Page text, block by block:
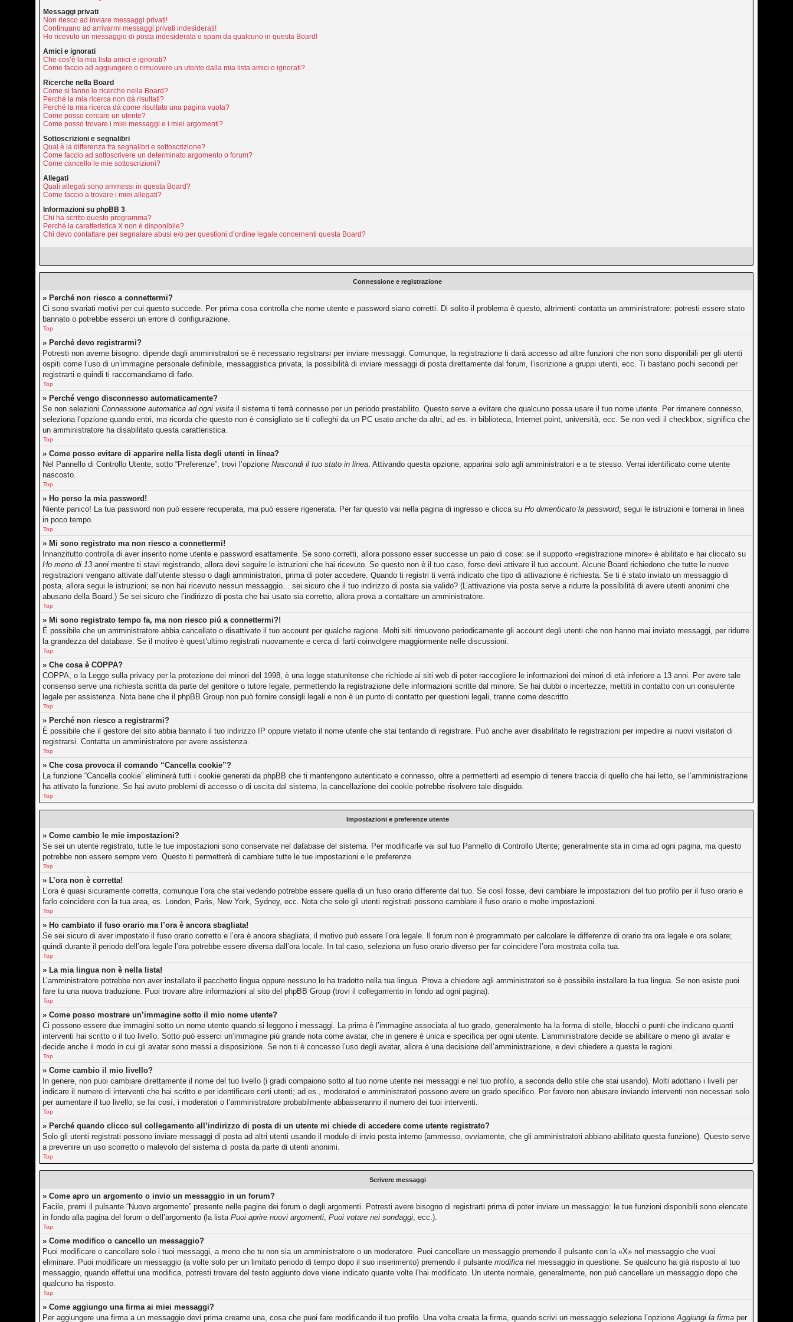
Messaggi privati
Non riesco ad inviare messaggi privati!
Continuano ad arrivarmi messaggi privati indesiderati!
Ho ricevuto un messaggio di posta indesiderata o spam da qualcuno in questa Board!
Amici e ignorati
Che cos’è la mia lista amici e ignorati?
Come faccio ad aggiungere o rimuovere un utente dalla mia lista amici o ignorati?
Ricerche nella Board
Come si fanno le ricerche nella Board?
Perché la mia ricerca non dà risultati?
Perché la mia ricerca dà come risultato una pagina vuota?
Come posso cercare un utente?
Come posso trovare i miei messaggi e i miei argomenti?
Sottoscrizioni e segnalibri
Qual è la differenza fra segnalibri e sottoscrizione?
Come faccio ad sottoscrivere un determinato argomento o forum?
Come cancello le mie sottoscrizioni?
Allegati
Quali allegati sono ammessi in questa Board?
Come faccio a trovare i miei allegati?
Informazioni su phpBB 3
Chi ha scritto questo programma?
Perché la caratteristica X non è disponibile?
Chi devo contattare per segnalare abusi e/o per questioni d’ordine legale concernenti questa Board?
Connessione e registrazione
» Perché non riesco a connettermi?
Ci sono svariati motivi per cui questo succede. Per prima cosa controlla che nome utente e password siano corretti. Di solito il problema è questo, altrimenti contatta un amministratore: potresti essere stato
bannato o potrebbe esserci un errore di configurazione.
Top
» Perché devo registrarmi?
Potresti non averne bisogno: dipende dagli amministratori se è necessario registrarsi per inviare messaggi. Comunque, la registrazione ti darà accesso ad altre funzioni che non sono disponibili per gli utenti
ospiti come l’uso di un’immagine personale definibile, messaggistica privata, la possibilità di inviare messaggi di posta direttamente dal forum, l’iscrizione a gruppi utenti, ecc. Ti bastano pochi secondi per
registrarti e quindi ti raccomandiamo di farlo.
Top
» Perché vengo disconnesso automaticamente?
Se non selezioniConnessione automatica ad ogni visita il sistema ti terrà connesso per un periodo prestabilito. Questo serve a evitare che qualcuno possa usare il tuo nome utente. Per rimanere connesso,
seleziona l’opzione quando entri, ma ricorda che questo non è consigliato se ti colleghi da un PC usato anche da altri, ad es. in biblioteca, Internet point, università, ecc. Se non vedi il checkbox, significa che
un amministratore ha disabilitato questa caratteristica.
Top
» Come posso evitare di apparire nella lista degli utenti in linea?
Nel Pannello di Controllo Utente, sotto “Preferenze”, trovi l’opzioneNascondi il tuo stato in linea. Attivando questa opzione, apparirai solo agli amministratori e a te stesso. Verrai identificato come utente
nascosto.
Top
» Ho perso la mia password!
Niente panico! La tua password non può essere recuperata, ma può essere rigenerata. Per far questo vai nella pagina di ingresso e clicca suHo dimenticato la password, segui le istruzioni e tornerai in linea
in poco tempo.
Top
» Mi sono registrato ma non riesco a connettermi!
Innanzitutto controlla di aver inserito nome utente e password esattamente. Se sono corretti, allora possono esser successe un paio di cose: se il supporto «registrazione minore» è abilitato e hai cliccato su
Ho meno di 13 anni mentre ti stavi registrando, allora devi seguire le istruzioni che hai ricevuto. Se questo non è il tuo caso, forse devi attivare il tuo account. Alcune Board richiedono che tutte le nuove
registrazioni vengano attivate dall’utente stesso o dagli amministratori, prima di poter accedere. Quando ti registri ti verrà indicato che tipo di attivazione è richiesta. Se ti è stato inviato un messaggio di
posta, allora segui le istruzioni; se non hai ricevuto nessun messaggio... sei sicuro che il tuo indirizzo di posta sia valido? (L’attivazione via posta serve a ridurre la possibilità di avere utenti anonimi che
abusano della Board.) Se sei sicuro che l’indirizzo di posta che hai usato sia corretto, allora prova a contattare un amministratore.
Top
» Mi sono registrato tempo fa, ma non riesco piú a connettermi?!
È possibile che un amministratore abbia cancellato o disattivato il tuo account per qualche ragione. Molti siti rimuovono periodicamente gli account degli utenti che non hanno mai inviato messaggi, per ridurre
la grandezza del database. Se il motivo è quest’ultimo registrati nuovamente e cerca di farti coinvolgere maggiormente nelle discussioni.
Top
» Che cosa è COPPA?
COPPA, o la Legge sulla privacy per la protezione dei minori del 1998, è una legge statunitense che richiede ai siti web di poter raccogliere le informazioni dei minori di età inferiore a 13 anni. Per avere tale
consenso serve una richiesta scritta da parte del genitore o tutore legale, permettendo la registrazione delle informazioni scritte dal minore. Se hai dubbi o incertezze, mettiti in contatto con un consulente
legale per assistenza. Nota bene che il phpBB Group non può fornire consigli legali e non è un punto di contatto per questioni legali, tranne come descritto.
Top
» Perché non riesco a registrarmi?
È possibile che il gestore del sito abbia bannato il tuo indirizzo IP oppure vietato il nome utente che stai tentando di registrare. Può anche aver disabilitato le registrazioni per impedire ai nuovi visitatori di
registrarsi. Contatta un amministratore per avere assistenza.
Top
» Che cosa provoca il comando “Cancella cookie”?
La funzione “Cancella cookie” eliminerà tutti i cookie generati da phpBB che ti mantengono autenticato e connesso, oltre a permetterti ad esempio di tenere traccia di quello che hai letto, se l’amministrazione
ha attivato la funzione. Se hai avuto problemi di accesso o di uscita dal sistema, la cancellazione dei cookie potrebbe risolvere tale disguido.
Top
Impostazioni e preferenze utente
» Come cambio le mie impostazioni?
Se sei un utente registrato, tutte le tue impostazioni sono conservate nel database del sistema. Per modificarle vai sul tuo Pannello di Controllo Utente; generalmente sta in cima ad ogni pagina, ma questo
potrebbe non essere sempre vero. Questo ti permetterà di cambiare tutte le tue impostazioni e le preferenze.
Top
» L’ora non è corretta!
L’ora è quasi sicuramente corretta, comunque l’ora che stai vedendo potrebbe essere quella di un fuso orario differente dal tuo. Se cosí fosse, devi cambiare le impostazioni del tuo profilo per il fuso orario e
farlo coincidere con la tua area, es. London, Paris, New York, Sydney, ecc. Nota che solo gli utenti registrati possono cambiare il fuso orario e molte impostazioni.
Top
» Ho cambiato il fuso orario ma l’ora è ancora sbagliata!
Se sei sicuro di aver impostato il fuso orario corretto e l’ora è ancora sbagliata, il motivo può essere l’ora legale. Il forum non è programmato per calcolare le differenze di orario tra ora legale e ora solare;
quindi durante il periodo dell’ora legale l’ora potrebbe essere diversa dall’ora locale. In tal caso, seleziona un fuso orario diverso per far coincidere l’ora mostrata colla tua.
Top
» La mia lingua non è nella lista!
L’amministratore potrebbe non aver installato il pacchetto lingua oppure nessuno lo ha tradotto nella tua lingua. Prova a chiedere agli amministratori se è possibile installare la tua lingua. Se non esiste puoi
fare tu una nuova traduzione. Puoi trovare altre informazioni al sito del phpBB Group (trovi il collegamento in fondo ad ogni pagina).
Top
» Come posso mostrare un’immagine sotto il mio nome utente?
Ci possono essere due immagini sotto un nome utente quando si leggono i messaggi. La prima è l’immagine associata al tuo grado, generalmente ha la forma di stelle, blocchi o punti che indicano quanti
interventi hai scritto o il tuo livello. Sotto può esserci un’immagine piú grande nota come avatar, che in genere è unica e specifica per ogni utente. L’amministratore decide se abilitare o meno gli avatar e
decide anche il modo in cui gli avatar sono messi a disposizione. Se non ti è concesso l’uso degli avatar, allora è una decisione dell’amministrazione, e devi chiedere a questa le ragioni.
Top
» Come cambio il mio livello?
In genere, non puoi cambiare direttamente il nome del tuo livello (i gradi compaiono sotto al tuo nome utente nei messaggi e nel tuo profilo, a seconda dello stile che stai usando). Molti adottano i livelli per
indicare il numero di interventi che hai scritto e per identificare certi utenti; ad es., moderatori e amministratori possono avere un grado specifico. Per favore non abusare inviando interventi non necessari solo
per aumentare il tuo livello; se fai cosí, i moderatori o l’amministratore probabilmente abbasseranno il numero dei tuoi interventi.
Top
» Perché quando clicco sul collegamento all’indirizzo di posta di un utente mi chiede di accedere come utente registrato?
Solo gli utenti registrati possono inviare messaggi di posta ad altri utenti usando il modulo di invio posta interno (ammesso, ovviamente, che gli amministratori abbiano abilitato questa funzione). Questo serve
a prevenire un uso scorretto o malevolo del sistema di posta da parte di utenti anonimi.
Top
Scrivere messaggi
» Come apro un argomento o invio un messaggio in un forum?
Facile, premi il pulsante “Nuovo argomento” presente nelle pagine dei forum o degli argomenti. Potresti avere bisogno di registrarti prima di poter inviare un messaggio: le tue funzioni disponibili sono elencate
in fondo alla pagina del forum o dell’argomento (la listaPuoi aprire nuovi argomenti,Puoi votare nei sondaggi, ecc.).
Top
» Come modifico o cancello un messaggio?
Puoi modificare o cancellare solo i tuoi messaggi, a meno che tu non sia un amministratore o un moderatore. Puoi cancellare un messaggio premendo il pulsante con la «X» nel messaggio che vuoi
eliminare. Puoi modificare un messaggio (a volte solo per un limitato periodo di tempo dopo il suo inserimento) premendo il pulsantemodifica nel messaggio in questione. Se qualcuno ha già risposto al tuo
messaggio, quando effettui una modifica, potresti trovare del testo aggiunto dove viene indicato quante volte l’hai modificato. Un utente normale, generalmente, non può cancellare un messaggio dopo che
qualcuno ha risposto.
Top
» Come aggiungo una firma ai miei messaggi?
Per aggiungere una firma a un messaggio devi prima crearne una, cosa che puoi fare modificando il tuo profilo. Una volta creata la firma, quando scrivi un messaggio seleziona l’opzioneAggiungi la firma per